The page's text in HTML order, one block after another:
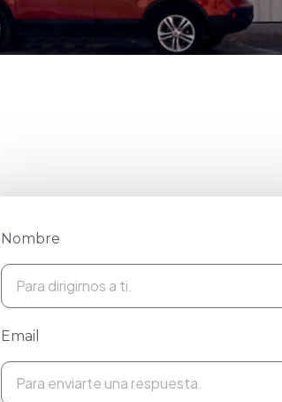
Nombre
Email